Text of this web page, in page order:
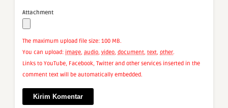
Attachment
The maximum upload file size: 100 MB.
You can upload: image, audio, video, document, text, other.
Links to YouTube, Facebook, Twitter and other services inserted in the
comment text will be automatically embedded.